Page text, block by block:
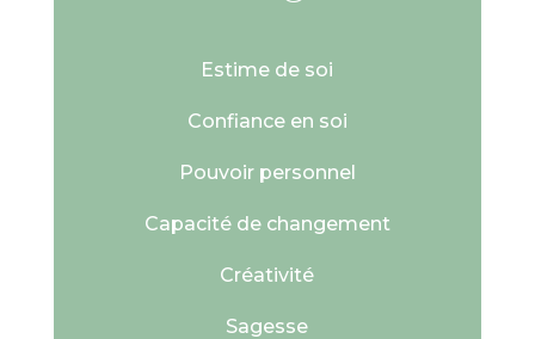
Estime de soi
Confiance en soi
Pouvoir personnel
Capacité de changement
Créativité
Sagesse